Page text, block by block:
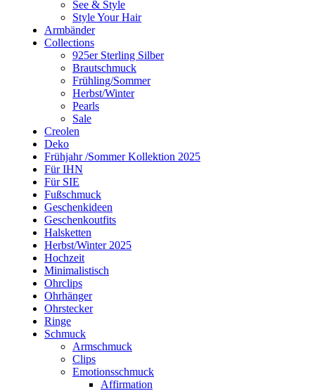
See & Style
Style Your Hair
Armbänder
Collections
925er Sterling Silber
Brautschmuck
Frühling/Sommer
Herbst/Winter
Pearls
Sale
Creolen
Deko
Frühjahr /Sommer Kollektion 2025
Für IHN
Für SIE
Fußschmuck
Geschenkideen
Geschenkoutfits
Halsketten
Herbst/Winter 2025
Hochzeit
Minimalistisch
Ohrclips
Ohrhänger
Ohrstecker
Ringe
Schmuck
Armschmuck
Clips
Emotionsschmuck
Affirmation